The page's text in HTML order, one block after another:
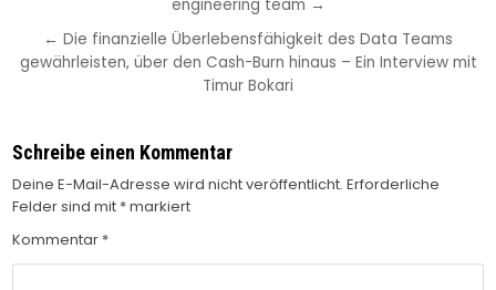
engineering team →
← Die finanzielle Überlebensfähigkeit des Data Teams
gewährleisten, über den Cash-Burn hinaus – Ein Interview mit
Timur Bokari
Schreibe einen Kommentar
Deine E-Mail-Adresse wird nicht veröffentlicht. Erforderliche
Felder sind mit *markiert
Kommentar *